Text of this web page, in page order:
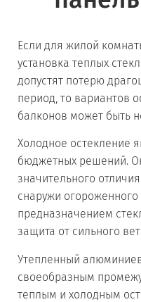
Если для жилой
установка теплых
допустят потерю
период, то вариантов
балконов может быть
Холодное остекление
бюджетных решений.
значительного
снаружи
предназначением
защита от сильного
Утепленный
своеобразным
теплым и холодным